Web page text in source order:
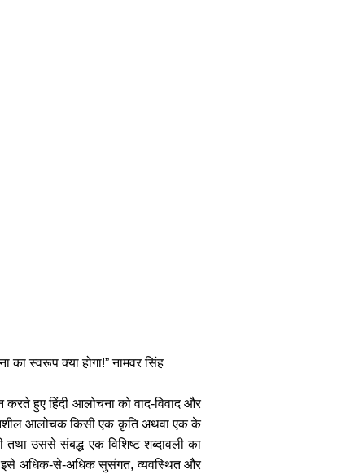
स्वरूप क्या होगा!” नामवर सिंह
हुए हिंदी आलोचना को वाद-विवाद और
आलोचक किसी एक कृति अथवा एक के
तथा उससे संबद्ध एक विशिष्ट शब्दावली का
इसे अधिक-से-अधिक सुसंगत, व्यवस्थित और